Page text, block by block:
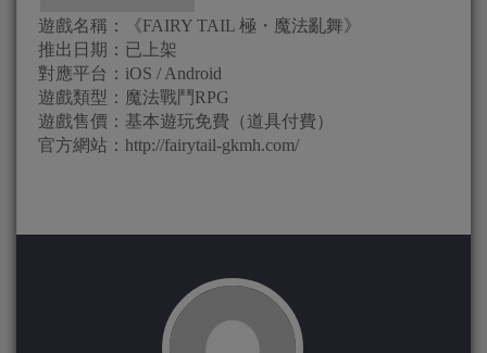
遊戲名稱：《FAIRY TAIL 極・魔法亂舞》
推出日期：已上架
對應平台：iOS / Android
遊戲類型：魔法戰鬥RPG
遊戲售價：基本遊玩免費（道具付費）
官方網站：http://fairytail-gkmh.com/